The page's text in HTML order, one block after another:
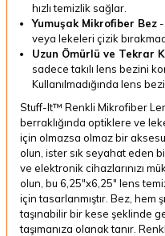
hızlı temizlik sağlar.
Yumuşak Mikrofiber Bez -
veya lekeleri çizik
Uzun Ömürlü ve Tekrar
sadece takılı lens bezini
Kullanılmadığında lens
Stuff-It™ Renkli Mikrofiber
berraklığında optiklere ve
için olmazsa olmaz bir
olun, ister sık ​​seyahat eden
ve elektronik cihazlarınızı
olun, bu 6,25"x6,25" lens
için tasarlanmıştır. Bez, hem
taşınabilir bir kese şeklinde
taşımanıza olanak tanır.